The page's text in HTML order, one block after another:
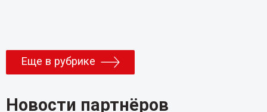
Еще в рубрике
Новости партнёров